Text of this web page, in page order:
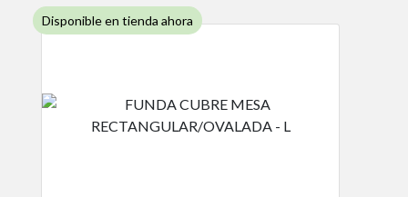
Disponible en tienda ahora